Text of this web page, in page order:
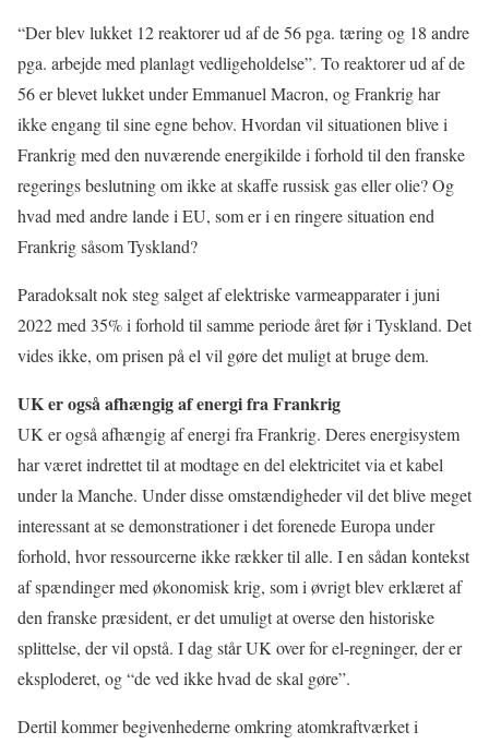
“Der blev lukket 12 reaktorer ud af de 56 pga. tæring og 18 andre
pga. arbejde med planlagt vedligeholdelse”. To reaktorer ud af de
56 er blevet lukket under Emmanuel Macron, og Frankrig har
ikke engang til sine egne behov. Hvordan vil situationen blive i
Frankrig med den nuværende energikilde i forhold til den franske
regerings beslutning om ikke at skaffe russisk gas eller olie? Og
hvad med andre lande i EU, som er i en ringere situation end
Frankrig såsom Tyskland?
Paradoksalt nok steg salget af elektriske varmeapparater i juni
2022 med 35% i forhold til samme periode året før i Tyskland. Det
vides ikke, om prisen på el vil gøre det muligt at bruge dem.
UK er også afhængig af energi fra Frankrig
UK er også afhængig af energi fra Frankrig. Deres energisystem
har været indrettet til at modtage en del elektricitet via et kabel
under la Manche. Under disse omstændigheder vil det blive meget
interessant at se demonstrationer i det forenede Europa under
forhold, hvor ressourcerne ikke rækker til alle. I en sådan kontekst
af spændinger med økonomisk krig, som i øvrigt blev erklæret af
den franske præsident, er det umuligt at overse den historiske
splittelse, der vil opstå. I dag står UK over for el-regninger, der er
eksploderet, og “de ved ikke hvad de skal gøre”.
Dertil kommer begivenhederne omkring atomkraftværket i